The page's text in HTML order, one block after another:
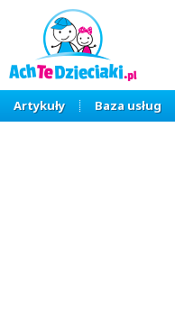
Artykuły Baza usług